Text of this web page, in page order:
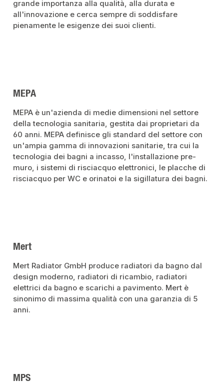
grande importanza alla qualità, alla durata e
all'innovazione e cerca sempre di soddisfare
pienamente le esigenze dei suoi clienti.
MEPA
MEPA è un'azienda di medie dimensioni nel settore
della tecnologia sanitaria, gestita dai proprietari da
60 anni. MEPA definisce gli standard del settore con
un'ampia gamma di innovazioni sanitarie, tra cui la
tecnologia dei bagni a incasso, l'installazione pre-
muro, i sistemi di risciacquo elettronici, le placche di
risciacquo per WC e orinatoi e la sigillatura dei bagni.
Mert
Mert Radiator GmbH produce radiatori da bagno dal
design moderno, radiatori di ricambio, radiatori
elettrici da bagno e scarichi a pavimento. Mert è
sinonimo di massima qualità con una garanzia di 5
anni.
MPS